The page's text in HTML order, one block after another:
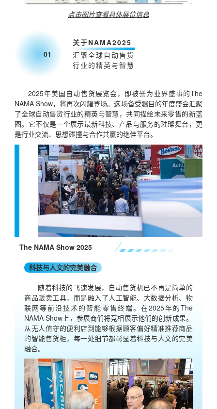
点击图片查看具体展位信息
01
关于NAMA2025
汇聚全球自动售货
行业的精英与智慧
2025年美国自动售货展览会，即被誉为业界盛事的The
NAMA Show，将再次闪耀登场。这场备受瞩目的年度盛会汇聚
了全球自动售货行业的精英与智慧，共同描绘未来零售的新蓝
图。它不仅是一个展示最新科技、产品与服务的璀璨舞台，更
是行业交流、思想碰撞与合作共赢的绝佳平台。
The NAMA Show 2025
科技与人文的完美融合
随着科技的飞速发展，自动售货机已不再是简单的
商品贩卖工具，而是融入了人工智能、大数据分析、物
联网等前沿技术的智能零售终端。在2025年的The
NAMA Show上，参展商们将竞相展示他们的创新成果。
从无人值守的便利店到能够根据顾客偏好精准推荐商品
的智能售货柜，每一处细节都彰显着科技与人文的完美
融合。